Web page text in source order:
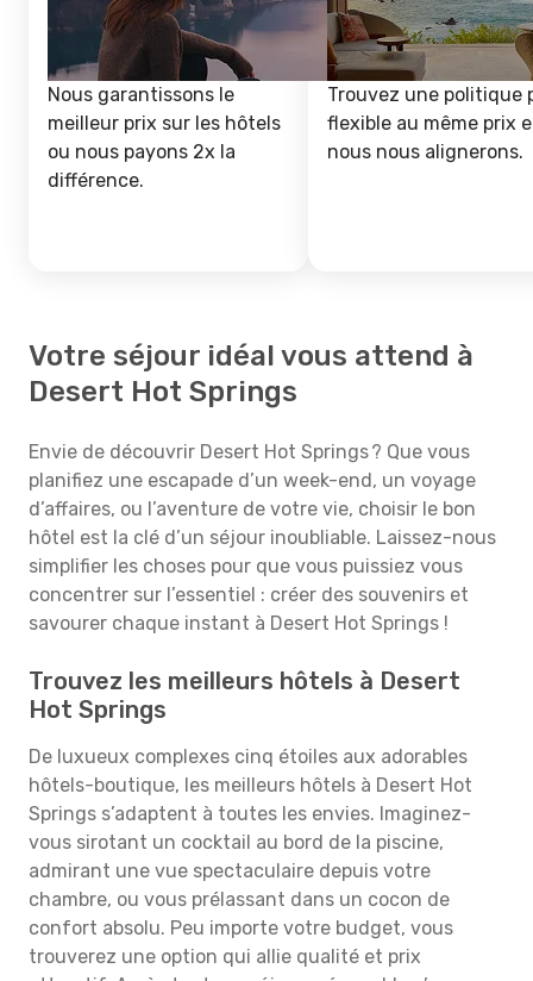
Nous garantissons le
meilleur prix sur les hôtels
ou nous payons 2x la
différence.
Trouvez une politique
flexible au même prix
nous nous alignerons.
Votre séjour idéal vous attend à
Desert Hot Springs
Envie de découvrir Desert Hot Springs ? Que vous
planifiez une escapade d’un week-end, un voyage
d’affaires, ou l’aventure de votre vie, choisir le bon
hôtel est la clé d’un séjour inoubliable. Laissez-nous
simplifier les choses pour que vous puissiez vous
concentrer sur l’essentiel : créer des souvenirs et
savourer chaque instant à Desert Hot Springs !
Trouvez les meilleurs hôtels à Desert
Hot Springs
De luxueux complexes cinq étoiles aux adorables
hôtels-boutique, les meilleurs hôtels à Desert Hot
Springs s’adaptent à toutes les envies. Imaginez-
vous sirotant un cocktail au bord de la piscine,
admirant une vue spectaculaire depuis votre
chambre, ou vous prélassant dans un cocon de
confort absolu. Peu importe votre budget, vous
trouverez une option qui allie qualité et prix